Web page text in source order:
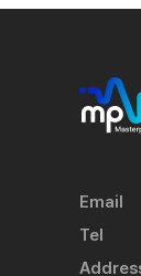
Email
Tel